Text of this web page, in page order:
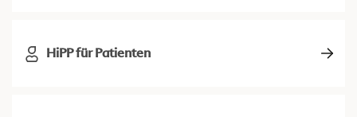
HiPP für Patienten